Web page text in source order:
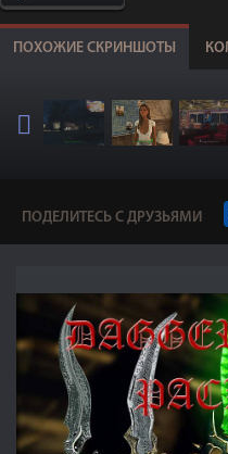
ПОХОЖИЕ СКРИНШОТЫ
ПОДЕЛИТЕСЬ С ДРУЗЬЯМИ